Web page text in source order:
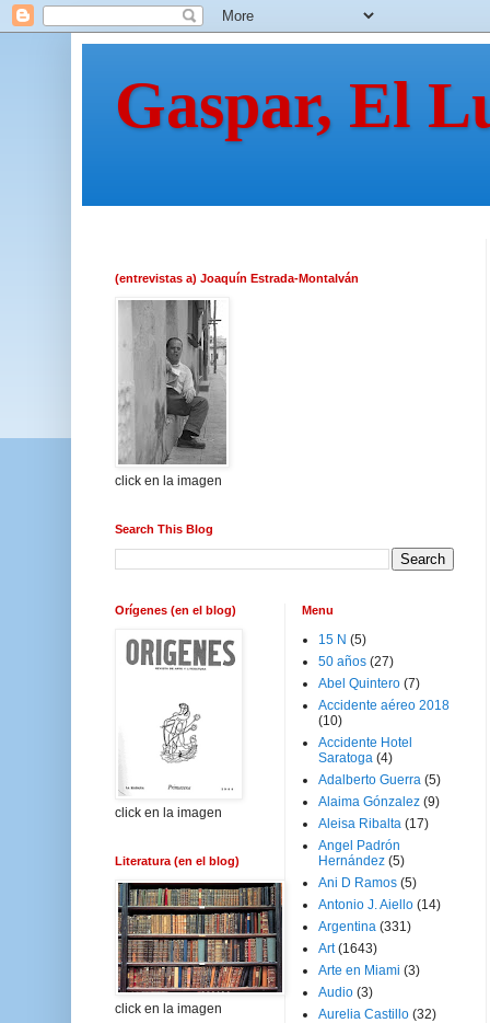
Gaspar, El
(entrevistas a) Joaquín Estrada-Montalván
click en la imagen
Search This Blog
Orígenes (en el blog)
click en la imagen
Literatura (en el blog)
click en la imagen
Menu
15 N (5)
50 años (27)
Abel Quintero (7)
Accidente aéreo 2018
(10)
Accidente Hotel
Saratoga (4)
Adalberto Guerra (5)
Alaima Gónzalez (9)
Aleisa Ribalta (17)
Angel Padrón
Hernández (5)
Ani D Ramos (5)
Antonio J. Aiello (14)
Argentina (331)
Art (1643)
Arte en Miami (3)
Audio (3)
Aurelia Castillo (32)